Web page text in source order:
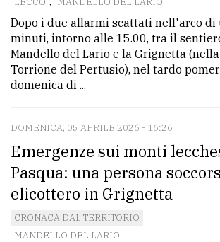
Dopo i due allarmi scattati nell'arco di
minuti, intorno alle 15.00, tra il
Mandello del Lario e la Grignetta
Torrione del Pertusio), nel tardo
domenica di ...
DOMENICA, 05 APRILE 2026 - 16:26
Emergenze sui monti
Pasqua: una persona
elicottero in Grignetta
CRONACA DAL TERRITORIO
MANDELLO DEL LARIO